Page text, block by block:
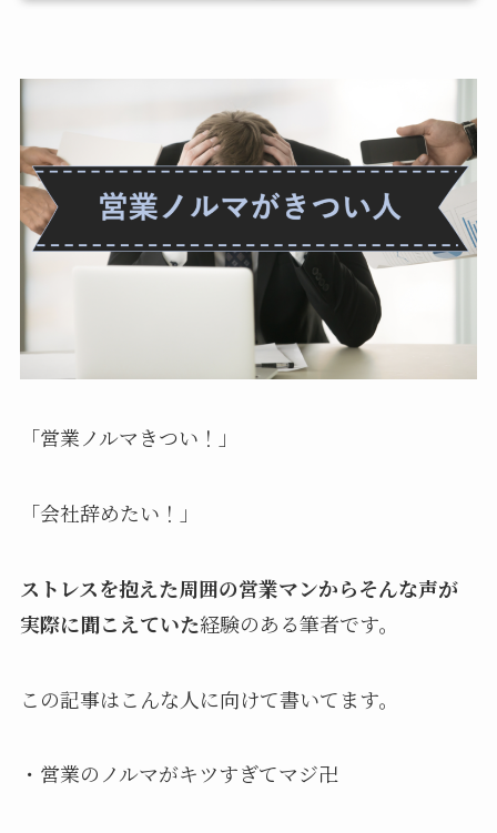
「営業ノルマきつい！」
「会社辞めたい！」
ストレスを抱えた周囲の営業マンからそんな声が
実際に聞こえていた経験のある筆者です。
この記事はこんな人に向けて書いてます。
・営業のノルマがキツすぎてマジ卍